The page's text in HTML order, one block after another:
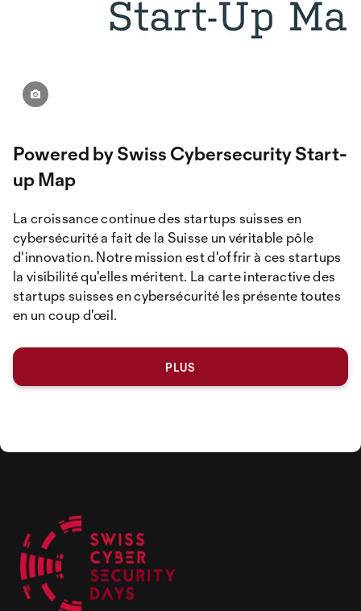
Powered by Swiss Cybersecurity Start-
up Map
La croissance continue des startups suisses en
cybersécurité a fait de la Suisse un véritable pôle
d'innovation. Notre mission est d'offrir à ces startups
la visibilité qu'elles méritent. La carte interactive des
startups suisses en cybersécurité les présente toutes
en un coup d'œil.
PLUS